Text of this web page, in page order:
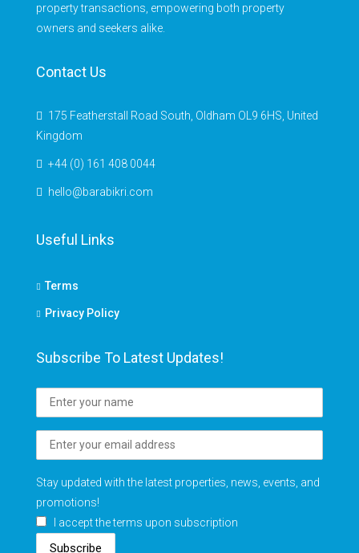
property transactions, empowering both property
owners and seekers alike.
Contact Us
175 Featherstall Road South, Oldham OL9 6HS, United
Kingdom
+44 (0) 161 408 0044
hello@barabikri.com
Useful Links
Terms
Privacy Policy
Subscribe To Latest Updates!
Stay updated with the latest properties, news, events, and
promotions!
I accept the terms upon subscription
Subscribe